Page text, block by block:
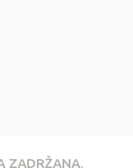
ZADRŽANA.